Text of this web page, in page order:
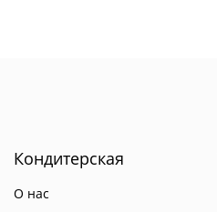
Кондитерская
О нас